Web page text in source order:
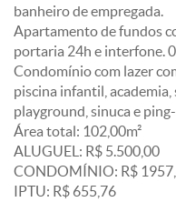
banheiro de empregada.
Apartamento de fundos
portaria 24h e interfone.
Condomínio com lazer
piscina infantil, academia,
playground, sinuca e
Área total: 102,00m²
ALUGUEL: R$ 5.500,00
CONDOMÍNIO: R$
IPTU: R$ 655,76